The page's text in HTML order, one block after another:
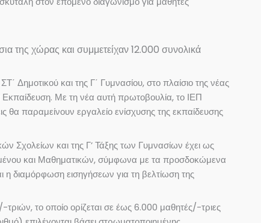
της χώρας και συμμετείχαν 12.000 συνολικά
Δημοτικού και της Γ΄ Γυμνασίου, στο πλαίσιο της νέας
Με τη νέα αυτή πρωτοβουλία, το ΙΕΠ
θα παραμείνουν εργαλείο ενίσχυσης της εκπαίδευσης
Σχολείων και της Γ’ Τάξης των Γυμνασίων έχει ως
και Μαθηματικών, σύμφωνα με τα προσδοκώμενα
διαμόρφωση εισηγήσεων για τη βελτίωση της
το οποίο ορίζεται σε έως 6.000 μαθητές/-τριες